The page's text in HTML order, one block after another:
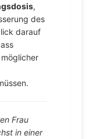
,
des
darauf
Frau
in einer